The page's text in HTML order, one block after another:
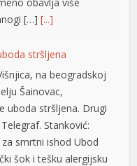
[…][...]
stršljena
na beogradskoj
Šainovac,
uboda stršljena. Drugi
Stanković:
smrtni ishod Ubod
šok i tešku alergijsku